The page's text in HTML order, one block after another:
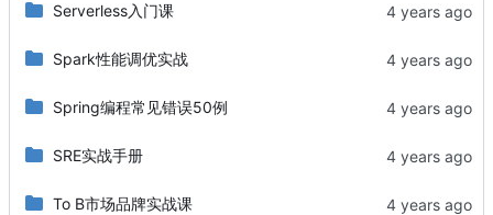
Serverless入门课
Spark性能调优实战
Spring编程常见错误50例
SRE实战手册
To B市场品牌实战课